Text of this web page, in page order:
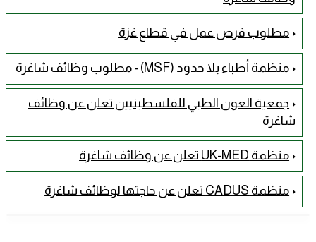
مطلوب فرص عمل في قطاع غزة
منظمة أطباء بلا حدود (MSF) - مطلوب وظائف شاغرة
جمعية العون الطبي للفلسطينيين تعلن عن وظائف
شاغرة
منظمة UK-MED تعلن عن وظائف شاغرة
منظمة CADUS تعلن عن حاجتها لوظائف شاغرة